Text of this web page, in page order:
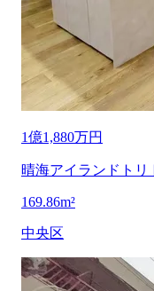
1億1,880万円
晴海アイランドト
169.86m²
中央区